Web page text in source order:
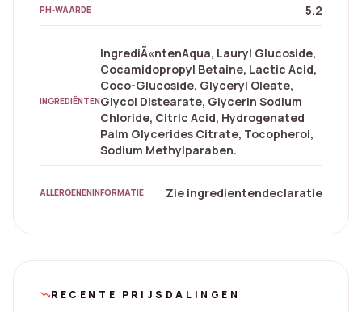
PH-WAARDE 5.2
INGREDIËNTEN
IngrediÃ«ntenAqua, Lauryl Glucoside,
Cocamidopropyl Betaine, Lactic Acid,
Coco-Glucoside, Glyceryl Oleate,
Glycol Distearate, Glycerin Sodium
Chloride, Citric Acid, Hydrogenated
Palm Glycerides Citrate, Tocopherol,
Sodium Methylparaben.
ALLERGENENINFORMATIE Zie ingredientendeclaratie
trending_downRECENTE PRIJSDALINGEN